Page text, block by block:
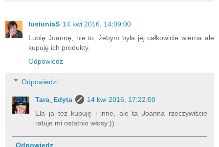
lusiuniaS 14 kwi 2016, 14:09:00
Lubię Joannę, nie to, żebym była jej całkowicie wierna ale
kupuję ich produkty.
Odpowiedz
Odpowiedzi
Tara_Edyta
14 kwi 2016, 17:22:00
Ela ja tez kupuję i inne, ale ta Joanna rzeczywiście
ratuje mi ostatnio włosy:))
Odpowiedz